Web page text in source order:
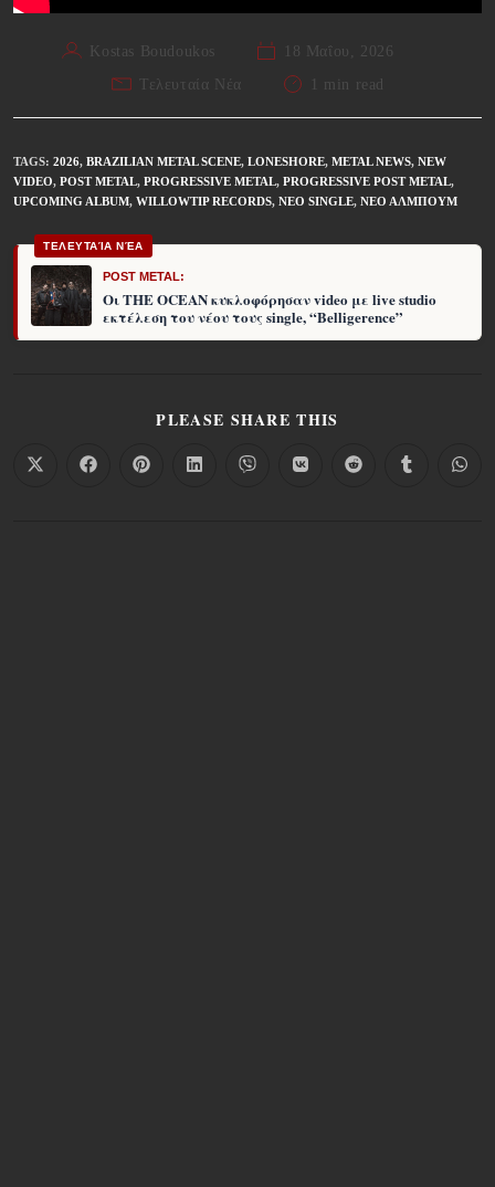
Kostas Boudoukos
18 Μαΐου, 2026
Τελευταία Νέα
1 min read
TAGS: 2026, BRAZILIAN METAL SCENE, LONESHORE, METAL NEWS, NEW
VIDEO, POST METAL, PROGRESSIVE METAL, PROGRESSIVE POST METAL,
UPCOMING ALBUM, WILLOWTIP RECORDS, ΝΈΟ SINGLE, ΝΈΟ ΆΛΜΠΟΥΜ
ΤΕΛΕΥΤΑΊΑ ΝΈΑ
POST METAL:
Οι THE OCEAN κυκλοφόρησαν video με live studio
εκτέλεση του νέου τους single, “Belligerence”
PLEASE SHARE THIS